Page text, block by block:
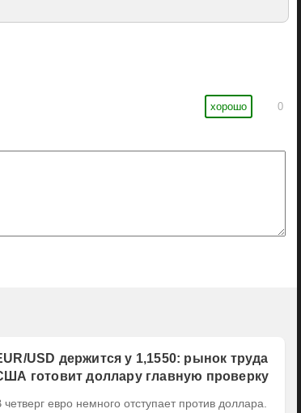
хорошо
0
USD держится у 1,1550: рынок труда
готовит доллару главную проверку
четверг евро немного отступает против доллара.